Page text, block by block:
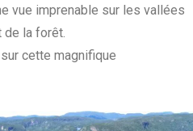
vue imprenable sur les vallées
de la forêt.
cette magnifique